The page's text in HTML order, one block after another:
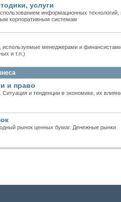
услуги
информационных технологий,
корпоративным системам
используемые менеджерами и
и т.п.)
и право
и тенденции в экономике, их
рынок ценных бумаг. Денежные рынки